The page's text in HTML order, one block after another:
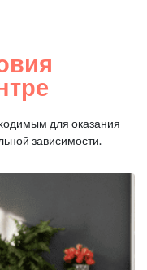
для оказания
зависимости.